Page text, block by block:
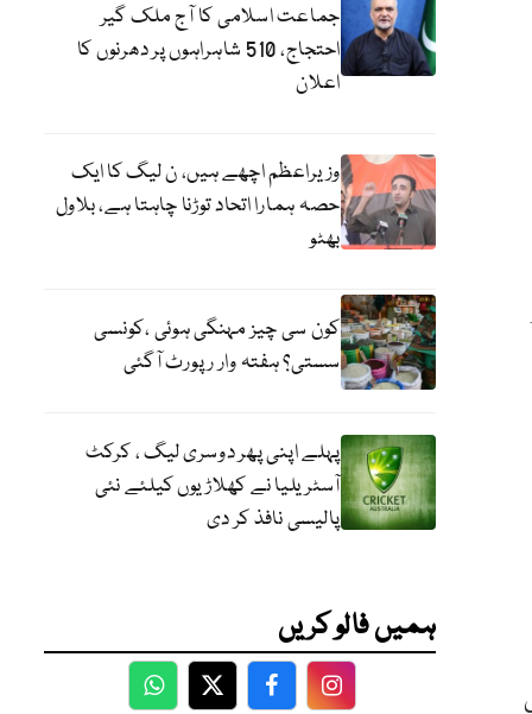
جماعت اسلامی کا آج ملک گیر
احتجاج، 510 شاہراہوں پر دھرنوں کا
اعلان
وزیراعظم اچھے ہیں، ن لیگ کا ایک
حصہ ہمارا اتحاد توڑنا چاہتا ہے، بلاول
بھٹو
کون سی چیز مہنگی ہوئی ،کونسی
سستی؟ ہفتہ وار رپورٹ آگئی
پہلے اپنی پھر دوسری لیگ ، کرکٹ
آسٹریلیا نے کھلاڑیوں کیلئے نئی
پالیسی نافذ کر دی
ہمیں فالو کریں
WhatsApp
TwitterFacebookFacebook